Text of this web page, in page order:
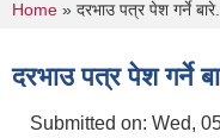
You are here
Home » दरभाउ पत्र पेश गर्ने
दरभाउ पत्र पेश गर्ने
Submitted on: Wed,